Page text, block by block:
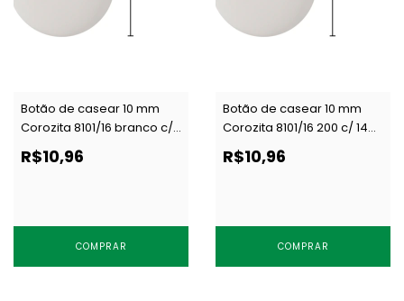
Botão de casear 10 mm
Corozita 8101/16 branco c/
144 un
R$10,96
COMPRAR
Botão de casear 10 mm
Corozita 8101/16 200 c/ 144
R$10,96
COMPRAR